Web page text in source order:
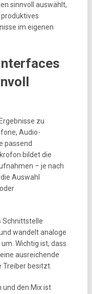
sinnvoll auswählt,
im eigenen
zu
Audio-
passend
bildet die
– je nach
Auswahl
Schnittstelle
wandelt analoge
Wichtig ist, dass
ausreichende
besitzt.
und den Mix ist